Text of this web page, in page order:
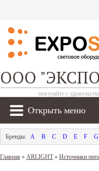
ООО
покупайте с
Открыть меню
A B C D E F G
Главная » ARLIGHT» Источники